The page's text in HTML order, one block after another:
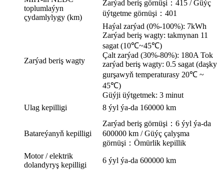
toplumlaýyn
çydamlylygy (km)
Zarýad beriş görnüşi：415 / Güýç
üýtgetme görnüşi：401
Zarýad beriş wagty
Haýal zarýad (0%-100%): 7kWh
Zarýad beriş wagty: takmynan 11
sagat (10℃~45℃)
Çalt zarýad (30%-80%): 180A Tok
zarýad beriş wagty: 0.5 sagat (daşky
gurşawyň temperaturasy 20℃ ~
45℃)
Güýji üýtgetmek: 3 minut
Ulag kepilligi
8 ýyl ýa-da 160000 km
Batareýanyň kepilligi
Zarýad beriş görnüşi：6 ýyl ýa-da
600000 km / Güýç çalyşma
görnüşi：Ömürlik kepillik
Motor / elektrik
dolandyryş kepilligi
6 ýyl ýa-da 600000 km